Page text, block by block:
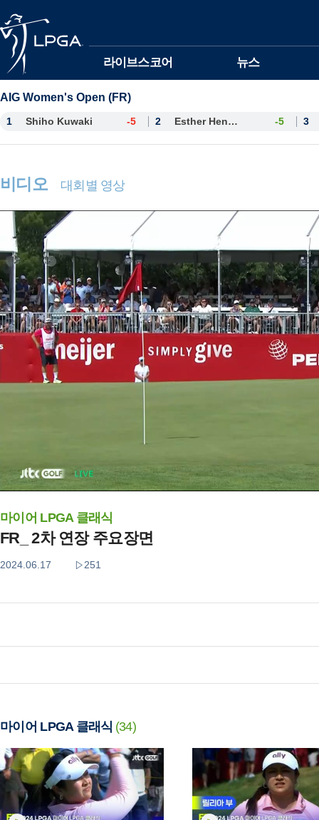
라이브스코어 뉴스
AIG Women's Open (FR)
1 Shiho Kuwaki -5 2 Esther Henseleit -5 3
비디오 대회별 영상
마이어 LPGA 클래식
FR_ 2차 연장 주요장면
2024.06.17 251
마이어 LPGA 클래식 (34)